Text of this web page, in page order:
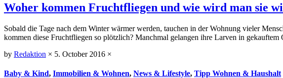
Woher kommen Fruchtfliegen und wie wird man sie
Sobald die Tage nach dem Winter wärmer werden, tauchen in der Wohnung vieler
kommen diese Fruchtfliegen so plötzlich? Manchmal gelangen ihre Larven in
by Redaktion × 5. October 2016 ×
Baby & Kind, Immobilien & Wohnen, News & Lifestyle, Tipp Wohnen & Haushalt